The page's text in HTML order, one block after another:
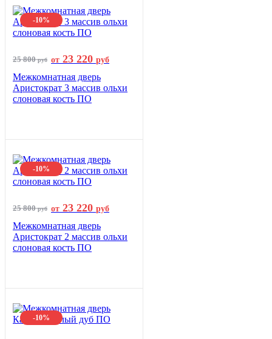
-10%
25 800руб от 23 220 руб
Межкомнатная дверь
Аристократ 3 массив ольхи
слоновая кость ПО
-10%
25 800руб от 23 220 руб
Межкомнатная дверь
Аристократ 2 массив ольхи
слоновая кость ПО
-10%